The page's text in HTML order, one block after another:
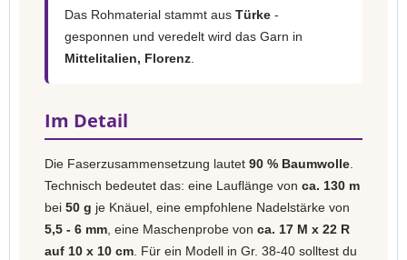
Das Rohmaterial stammt aus Türke -
gesponnen und veredelt wird das Garn in
Mittelitalien, Florenz
Im Detail
Die Faserzusammensetzung lautet 90 % Baumwolle
Technisch bedeutet das: eine Lauflänge von ca. 130 m
bei 50 g je Knäuel, eine empfohlene Nadelstärke von
5,5 - 6 mm , eine Maschenprobe von ca. 17 M x 22 R
auf 10 x 10 cm . Für ein Modell in Gr. 38-40 solltest du